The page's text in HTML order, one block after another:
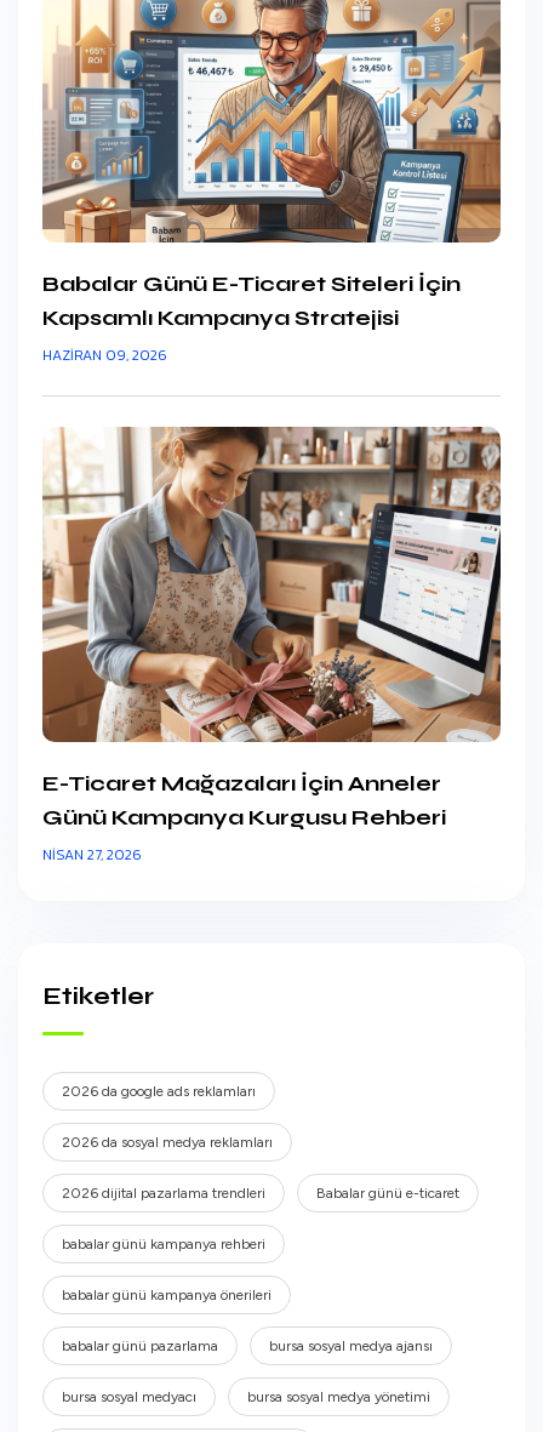
Babalar Günü E-Ticaret Siteleri İçin
Kapsamlı Kampanya Stratejisi
HAZIRAN 09, 2026
E-Ticaret Mağazaları İçin Anneler
Günü Kampanya Kurgusu Rehberi
NISAN 27, 2026
Etiketler
2026 da google ads reklamları
2026 da sosyal medya reklamları
2026 dijital pazarlama trendleri Babalar günü e-ticaret
babalar günü kampanya rehberi
babalar günü kampanya önerileri
babalar günü pazarlama bursa sosyal medya ajansı
bursa sosyal medyacı bursa sosyal medya yönetimi